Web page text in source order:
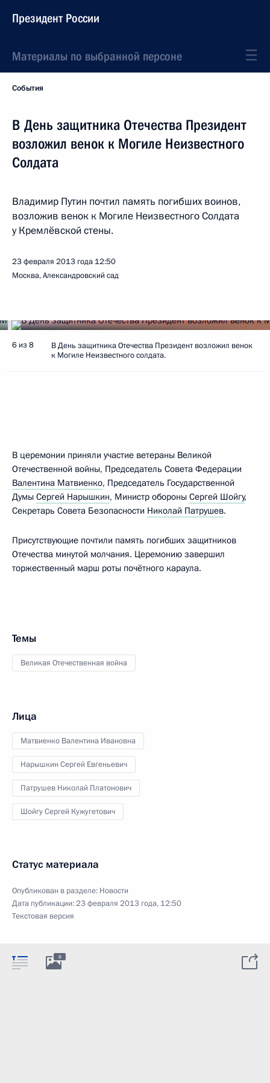
Президент России
Материалы по выбранной персоне
События
В День защитника Отечества Президент
возложил венок к Могиле Неизвестного
Солдата
Владимир Путин почтил память погибших воинов,
возложив венок к Могиле Неизвестного Солдата
у Кремлёвской стены.
23 февраля 2013 года 12:50
Москва, Александровский сад
6 из 8
В День защитника Отечества Президент возложил венок
к Могиле Неизвестного солдата.
В церемонии приняли участие ветераны Великой
Отечественной войны, Председатель Совета Федерации
Валентина Матвиенко, Председатель Государственной
Думы Сергей Нарышкин, Министр обороны Сергей Шойгу,
Секретарь Совета Безопасности Николай Патрушев.
Присутствующие почтили память погибших защитников
Отечества минутой молчания. Церемонию завершил
торжественный марш роты почётного караула.
Темы
Великая Отечественная война
Лица
Матвиенко Валентина Ивановна
Нарышкин Сергей Евгеньевич
Патрушев Николай Платонович
Шойгу Сергей Кужугетович
Статус материала
Опубликован в разделе: Новости
Дата публикации:23 февраля 2013 года, 12:50
Текстовая версия
8